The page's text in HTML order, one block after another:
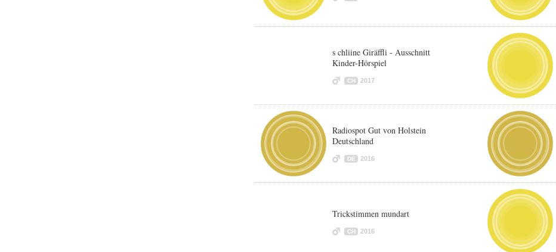
s chliine Giräffli - Ausschnitt
Kinder-Hörspiel
CH 2017
Radiospot Gut von Holstein
Deutschland
DE 2016
Trickstimmen mundart
CH 2016